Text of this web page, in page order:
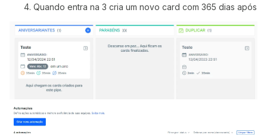
Quando entra na 3 cria um novo card com 365 dias após